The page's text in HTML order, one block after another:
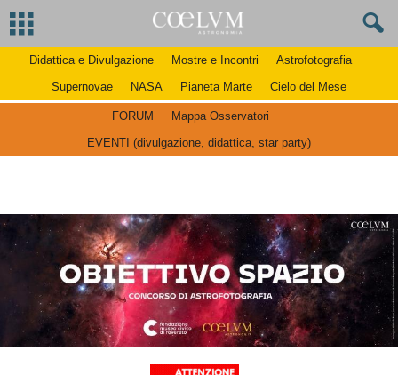
Didattica e Divulgazione Mostre e Incontri
Astrofotografia
Supernovae
NASA Pianeta Marte Cielo del Mese
FORUM
Mappa Osservatori
EVENTI (divulgazione, didattica, star party)